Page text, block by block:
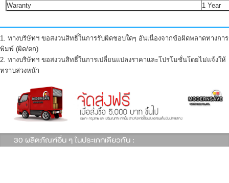
Waranty
1 Year
1. ทางบริษัทฯ ขอสงวนสิทธิ์ในการรับผิดชอบใดๆ อันเนื่องจากข้อผิดพลาดทางการ
พิมพ์ (ผิด/ตก)
2. ทางบริษัทฯ ขอสงวนสิทธิ์ในการเปลี่ยนแปลงราคาและโปรโมชั่นโดยไม่แจ้งให้
ทราบล่วงหน้า
30 ผลิตภัณฑ์อื่น ๆ ในประเภทเดียวกัน :